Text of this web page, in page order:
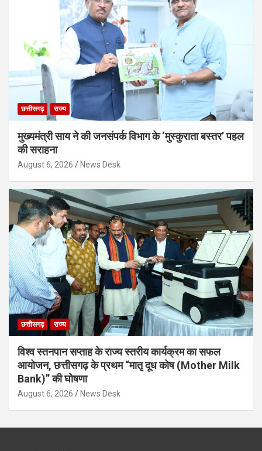
छत्तीसगढ़ राज्य
मुख्यमंत्री साय ने की जनसंपर्क विभाग के ‘मुस्कुराता बस्तर’ पहल
की सराहना
August 6, 2026 News Desk
छत्तीसगढ़ राज्य
विश्व स्तनपान सप्ताह के राज्य स्तरीय कार्यक्रम का सफल
आयोजन, छत्तीसगढ़ के प्रथम “मातृ दूध कोष (Mother Milk
Bank)” की घोषणा
August 6, 2026 News Desk